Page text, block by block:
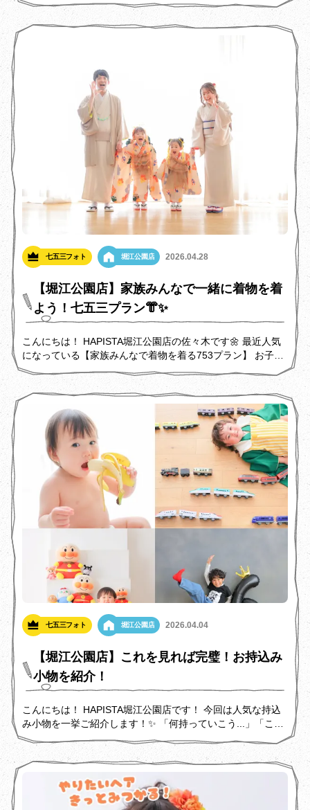
七五三フォト 堀江公園店 2026.04.28
【堀江公園店】家族みんなで一緒に着物を着
よう！七五三プラン👘✨️
こんにちは！ HAPISTA堀江公園店の佐々木です🌼 最近人気
になっている【家族みんなで着物を着る753プラン】 お子さ
んの大切な記念日！みんなで着物を着る良い機会なんです♪
今回は家族みんなでお着物を着た、5さい3さいの女の子たち
を紹介！
七五三フォト 堀江公園店 2026.04.04
【堀江公園店】これを見れば完璧！お持込み
小物を紹介！
こんにちは！ HAPISTA堀江公園店です！ 今回は人気な持込
み小物を一挙ご紹介します！✨️ 「何持っていこう...」「これ
は持って行っていいのかな...」 とお悩みのパパママ必見で